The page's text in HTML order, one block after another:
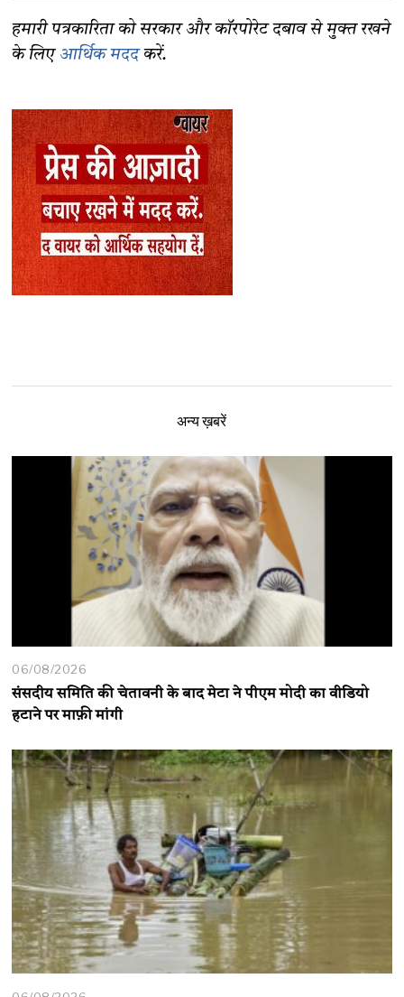
हमारी पत्रकारिता को सरकार और कॉरपोरेट दबाव से मुक्त रखने
के लिए आर्थिक मददकरें.
अन्य ख़बरें
06/08/2026
संसदीय समिति की चेतावनी के बाद मेटा ने पीएम मोदी का वीडियो
हटाने पर माफ़ी मांगी